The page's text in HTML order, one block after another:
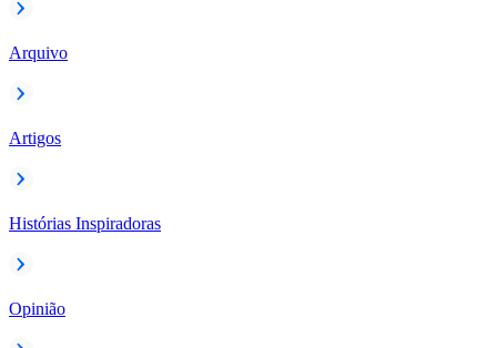
Arquivo
Artigos
Histórias Inspiradoras
Opinião